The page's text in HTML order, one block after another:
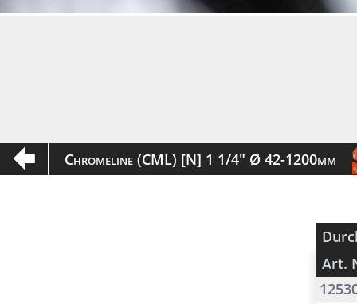
Chromeline (CML) [N] 1 1/4" Ø 42-1200mm
Art.